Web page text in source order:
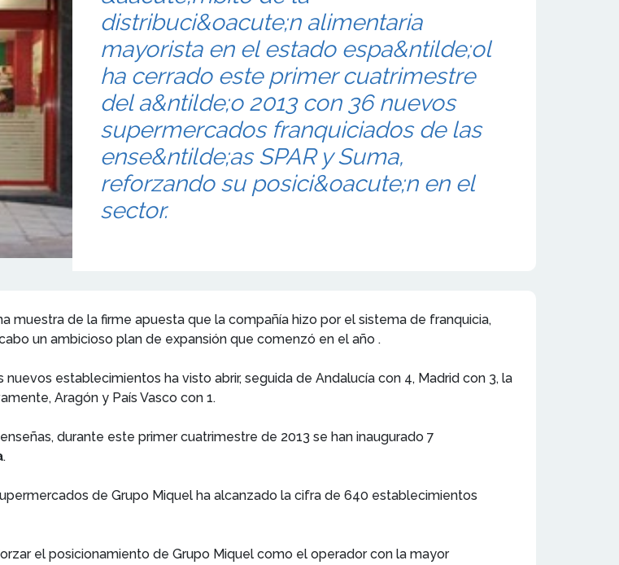
distribuci&oacute;n alimentaria
mayorista en el estado espa&ntilde;ol
ha cerrado este primer cuatrimestre
del a&ntilde;o 2013 con 36 nuevos
supermercados franquiciados de las
ense&ntilde;as SPAR y Suma,
reforzando su posici&oacute;n en el
sector.
muestra de la firme apuesta que la compañía hizo por el sistema de franquicia,
un ambicioso plan de expansión que comenzó en el año .
establecimientos ha visto abrir, seguida de Andalucía con 4, Madrid con 3, la
Aragón y País Vasco con 1.
durante este primer cuatrimestre de 2013 se han inaugurado 7
.
de Grupo Miquel ha alcanzado la cifra de 640 establecimientos
el posicionamiento de Grupo Miquel como el operador con la mayor